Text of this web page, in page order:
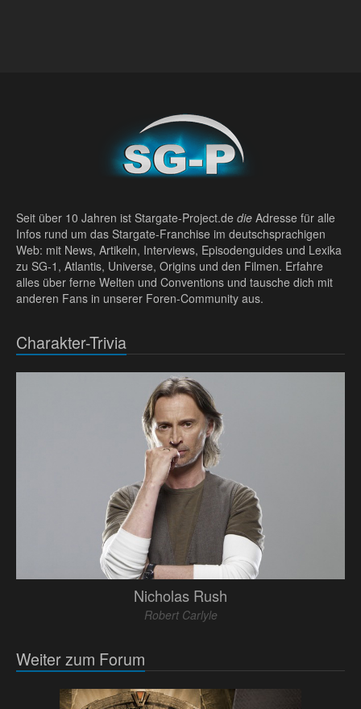
Seit über 10 Jahren ist Stargate-Project.de die Adresse für alle
Infos rund um das Stargate-Franchise im deutschsprachigen
Web: mit News, Artikeln, Interviews, Episodenguides und Lexika
zu SG-1, Atlantis, Universe, Origins und den Filmen. Erfahre
alles über ferne Welten und Conventions und tausche dich mit
anderen Fans in unserer Foren-Community aus.
Charakter-Trivia
Nicholas Rush
Robert Carlyle
Weiter zum Forum